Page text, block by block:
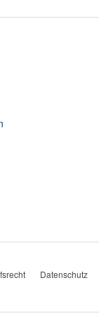
Datenschutz